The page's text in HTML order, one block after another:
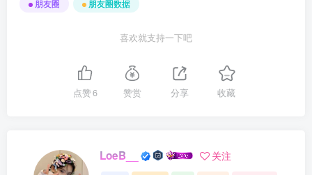
朋友圈
朋友圈数据
喜欢就支持一下吧
点赞6 赞赏 分享 收藏
LoeB__ 关注